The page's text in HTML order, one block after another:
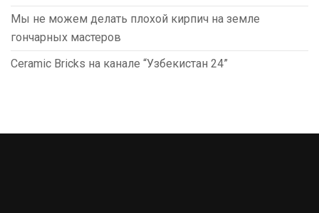
Мы не можем делать плохой кирпич на земле
гончарных мастеров
Ceramic Bricks на канале “Узбекистан 24”